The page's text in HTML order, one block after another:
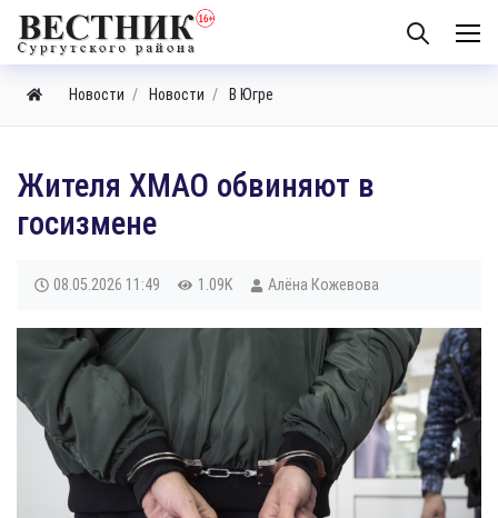
Новости Новости В Югре
Жителя ХМАО обвиняют в
госизмене
08.05.2026 11:49 1.09K Алёна Кожевова